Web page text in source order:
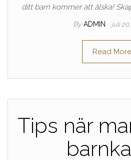
ditt barn kommer att älska!
By ADMIN juli
Read More
Tips när